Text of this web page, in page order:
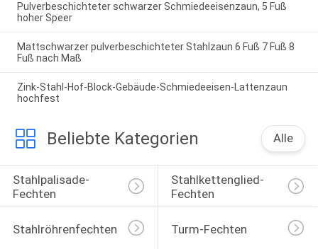
Pulverbeschichteter schwarzer Schmiedeeisenzaun, 5 Fuß
hoher Speer
Mattschwarzer pulverbeschichteter Stahlzaun 6 Fuß 7 Fuß 8
Fuß nach Maß
Zink-Stahl-Hof-Block-Gebäude-Schmiedeeisen-Lattenzaun
hochfest
Beliebte Kategorien Alle
Stahlpalisade-
Fechten
Stahlkettenglied-
Fechten
Stahlröhrenfechten Turm-Fechten